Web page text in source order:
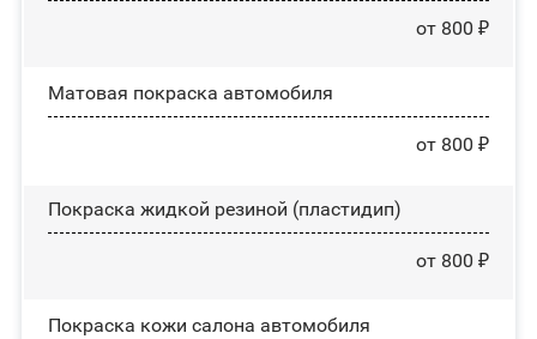
от 800 ₽
Матовая покраска автомобиля
от 800 ₽
Покраска жидкой резиной (пластидип)
от 800 ₽
Покраска кожи салона автомобиля